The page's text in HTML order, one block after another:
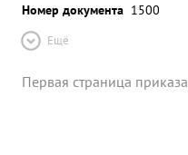
Номер документа 1500
Ещё
Первая страница приказа